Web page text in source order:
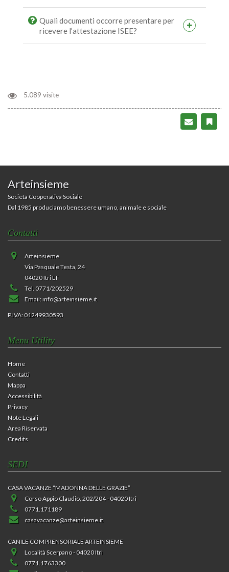
Quali documenti occorre presentare per
ricevere l’attestazione ISEE?
5.089 visite
Arteinsieme
Società Cooperativa Sociale
Dal 1985 produciamo benessere umano, animale e sociale
Contatti
Arteinsieme
Via Pasquale Testa, 24
04020 Itri LT
Tel. 0771/202529
Email:info@arteinsieme.it
P.IVA: 01249930593
Menu Utility
Home
Contatti
Mappa
Accessibilità
Privacy
Note Legali
Area Riservata
Credits
SEDI
CASA VACANZE “MADONNA DELLE GRAZIE”
Corso Appio Claudio, 202/204 - 04020 Itri
0771.171189
casavacanze@arteinsieme.it
CANILE COMPRENSORIALE ARTEINSIEME
Località Scerpano - 04020 Itri
0771.1763300